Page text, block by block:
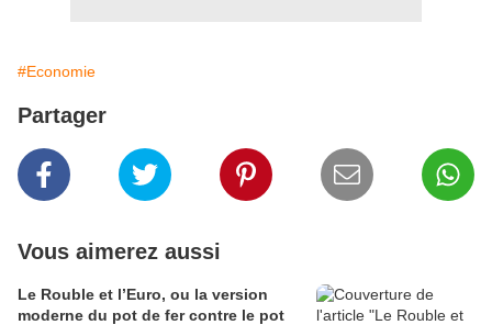
#Economie
Partager
Vous aimerez aussi
Le Rouble et l’Euro, ou la version
moderne du pot de fer contre le pot